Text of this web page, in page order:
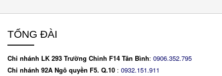
TỔNG ĐÀI
Chi nhánh LK 293 Trường Chinh F14 Tân Bình: 0906.352.795
Chi nhánh 92A Ngô quyền F5. Q.10 : 0932.151.911